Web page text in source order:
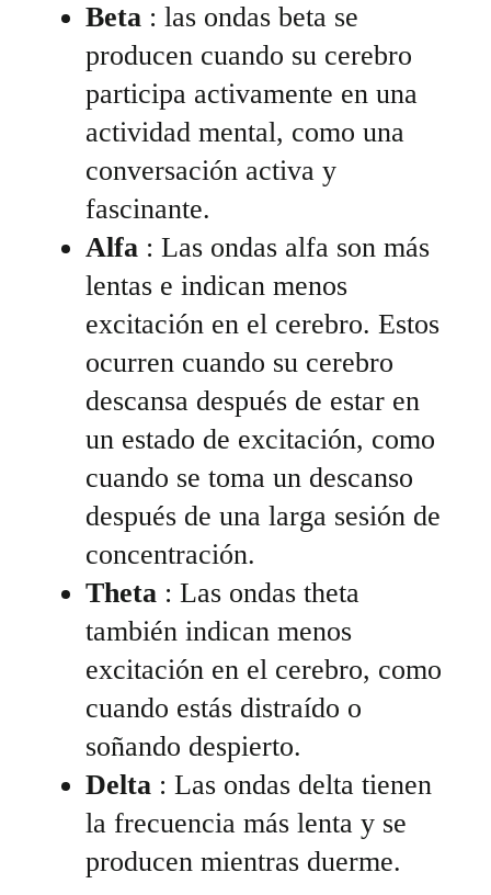
Beta : las ondas beta se
producen cuando su cerebro
participa activamente en una
actividad mental, como una
conversación activa y
fascinante.
Alfa : Las ondas alfa son más
lentas e indican menos
excitación en el cerebro. Estos
ocurren cuando su cerebro
descansa después de estar en
un estado de excitación, como
cuando se toma un descanso
después de una larga sesión de
concentración.
Theta : Las ondas theta
también indican menos
excitación en el cerebro, como
cuando estás distraído o
soñando despierto.
Delta : Las ondas delta tienen
la frecuencia más lenta y se
producen mientras duerme.